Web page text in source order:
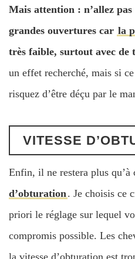
Mais attention : n’allez
grandes ouvertures car la
très faible, surtout avec de
un effet recherché, mais si
risquez d’être déçu par le
VITESSE
Enfin, il ne restera plus qu’à
d’obturation . Je choisis ce
priori le réglage sur lequel
compromis possible. Les
la vitesse d’obturation est